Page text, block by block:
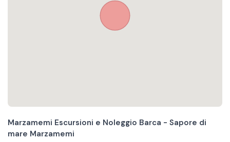
Marzamemi Escursioni e Noleggio Barca - Sapore di
mare Marzamemi